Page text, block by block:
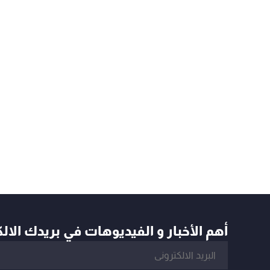
أهم الأخبار و الفيديوهات في بريدك